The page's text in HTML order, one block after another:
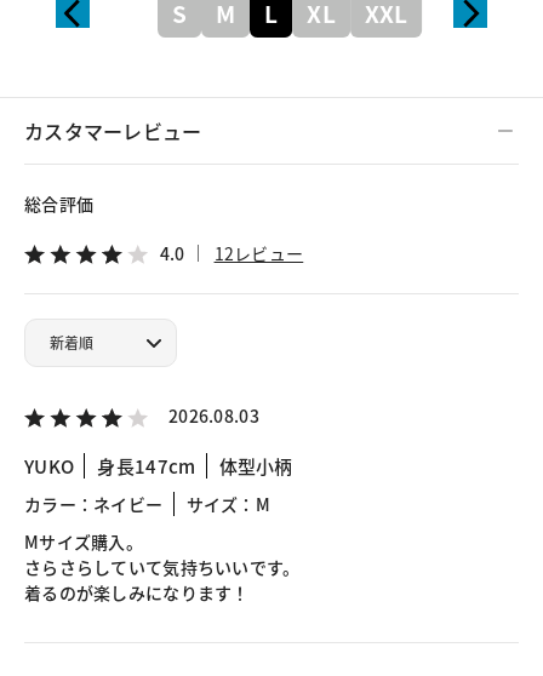
S M L XL XXL
カスタマーレビュー
総合評価
4.0 12レビュー
2026.08.03
YUKO 身長147cm 体型小柄
カラー：ネイビー
サイズ：M
Mサイズ購入。
さらさらしていて気持ちいいです。
着るのが楽しみになります！